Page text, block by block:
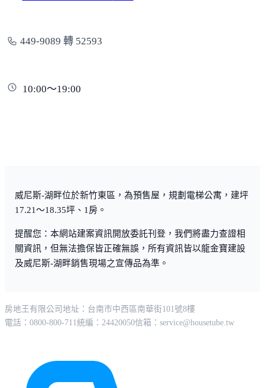
449-9089 轉 52593
10:00～19:00
威尼斯-湖畔位於新竹東區，為預售屋，規劃電梯公寓，建坪
17.21～18.35坪、1房。
提醒您：本網站建案資訊開放委託刊登，我們將盡力查證相
關資訊，但無法擔保皆正確無誤，所有資訊皆以龍金寶建設
及威尼斯-湖畔銷售現場之宣傳品為準。
房地王有限公司 地址：台南市中西區南華街101號8樓
電話：0800-800-711統編：24420050信箱： service@housetube.tw